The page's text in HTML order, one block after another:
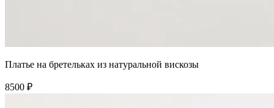
Платье на бретельках из натуральной вискозы
8500 ₽